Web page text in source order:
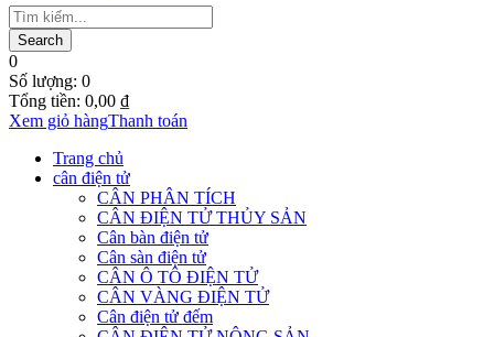
0
Số lượng: 0
Tổng tiền: 0,00 ₫
Xem giỏ hàngThanh toán
Trang chủ
cân điện tử
CÂN PHÂN TÍCH
CÂN ĐIỆN TỬ THỦY SẢN
Cân bàn điện tử
Cân sàn điện tử
CÂN Ô TÔ ĐIỆN TỬ
CÂN VÀNG ĐIỆN TỬ
Cân điện tử đếm